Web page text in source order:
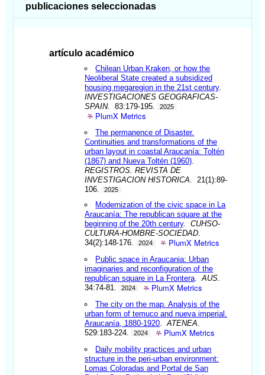
publicaciones seleccionadas
artículo académico
Chilean Urban Kraken, or how the
Neoliberal State created a subsidized
housing megaregion in the 21st century.
INVESTIGACIONES GEOGRAFICAS-
SPAIN. 83:179-195. 2025
PlumX Metrics
The permanence of Disaster.
Continuities and transformations of the
urban layout in coastal Araucanía: Toltén
(1867) and Nueva Toltén (1960)
REGISTROS. REVISTA DE
INVESTIGACION HISTORICA . 21(1):89-
106.
2025
Modernization of the civic space in La
Araucanía: The republican square at the
beginning of the 20th century.CUHSO-
CULTURA-HOMBRE-SOCIEDAD
34(2):148-176.
2024 PlumX Metrics
Public space in Araucania: Urban
imaginaries and reconfiguration of the
republican square in La Frontera .AUS
34:74-81.
2024 PlumX Metrics
The city on the map. Analysis of the
urban form of temuco and nueva imperial.
Araucanía, 1880-1920 .ATENEA
529:183-224.
2024 PlumX Metrics
Daily mobility practices and urban
structure in the peri-urban environment:
Lomas Coloradas and Portal de San